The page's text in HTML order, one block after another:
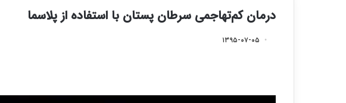
درمان کم‌تهاجمی سرطان پستان با استفاده از پلاسما
۱۳۹۵-۰۷-۰۵